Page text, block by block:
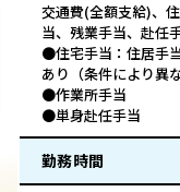
交通費(全額支給)、
当、残業手当、赴任
●住宅手当：住居手
あり（条件により異な
●作業所手当
●単身赴任手当
勤務時間